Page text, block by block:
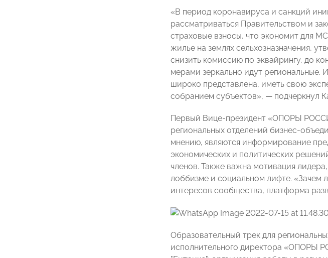
«В период коронавируса и санкций
рассматриваться Правительством и
страховые взносы, что экономит для
жилье на землях сельхозназначения,
снизить комиссию по эквайрингу, до
мерами зеркально идут
широко представлена, иметь свою
собранием субъектов», — подчеркнул
Первый Вице-президент «ОПОРЫ
региональных отделений бизнес-
мнению, являются информирование
экономических и политических
членов. Также важна мотивация
лоббизме и социальном лифте. «Зачем
интересов сообщества, платформа
Образовательный трек для
исполнительного директора «ОПОРЫ